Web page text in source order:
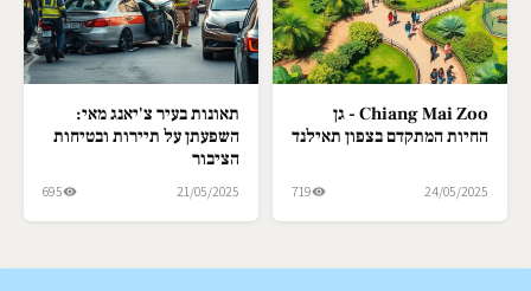
Chiang Mai Zoo - גן
החיות המתקדם בצפון תאילנד
24/05/2025
719
תאונות בעיר צ'יאנג מאי:
השפעתן על תיירות ובטיחות
הציבור
21/05/2025
695